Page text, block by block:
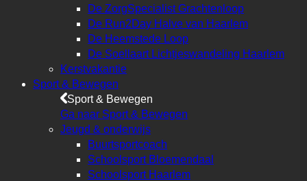
De ZorgSpecialist Grachtenloop
De Run2Day Halve van Haarlem
De Heemstede Loop
De Soellaart Lichtjeswandeling Haarlem
Kerstvakantie
Sport & Bewegen
Sport & Bewegen
Ga naar Sport & Bewegen
Jeugd & onderwijs
Buurtsportcoach
Schoolsport Bloemendaal
Schoolsport Haarlem